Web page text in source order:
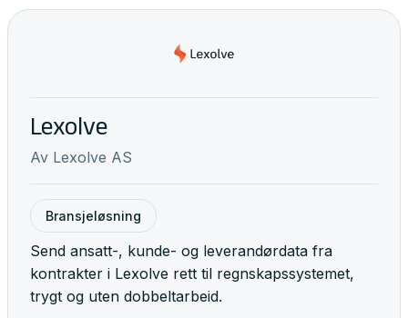
Lexolve
Av Lexolve AS
Bransjeløsning
Send ansatt-, kunde- og leverandørdata fra
kontrakter i Lexolve rett til regnskapssystemet,
trygt og uten dobbeltarbeid.